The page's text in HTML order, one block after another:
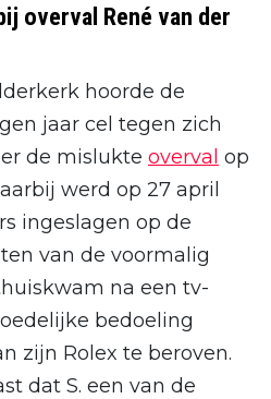
overval René van der
hoorde de
jaar cel tegen zich
de mislukte overval op
werd op 27 april
ingeslagen op de
van de voormalig
na een tv-
bedoeling
zijn Rolex te beroven.
dat S. een van de